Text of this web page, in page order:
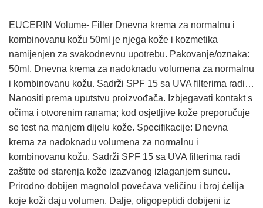
EUCERIN Volume- Filler Dnevna krema za normalnu i
kombinovanu kožu 50ml je njega kože i kozmetika
namijenjen za svakodnevnu upotrebu. Pakovanje/oznaka:
50ml. Dnevna krema za nadoknadu volumena za normalnu
i kombinovanu kožu. Sadrži SPF 15 sa UVA filterima radi…
Nanositi prema uputstvu proizvođača. Izbjegavati kontakt s
očima i otvorenim ranama; kod osjetljive kože preporučuje
se test na manjem dijelu kože. Specifikacije: Dnevna
krema za nadoknadu volumena za normalnu i
kombinovanu kožu. Sadrži SPF 15 sa UVA filterima radi
zaštite od starenja kože izazvanog izlaganjem suncu.
Prirodno dobijen magnolol povećava veličinu i broj ćelija
koje koži daju volumen. Dalje, oligopeptidi dobijeni iz